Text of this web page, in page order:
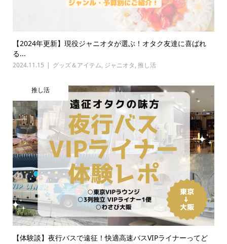
【2024年更新】現役ジャニオタが選ぶ！オタク友達に喜ばれ
る...
2024.11.15 グッズ＆アイテム, ジャニオタ, 推し活
推し活
【体験談】夜行バスで遠征！快適高速バスVIPライナーってど